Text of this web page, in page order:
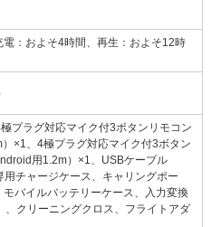
電：およそ4時間、再生：およそ12時
プラグ対応マイク付3ボタンリモコン
×1、4極プラグ対応マイク付3ボタン
用1.2m）×1、USBケーブル
用チャージケース、キャリングポー
バイルバッテリーケース、入力変換
クリーニングクロス、フライトアダ